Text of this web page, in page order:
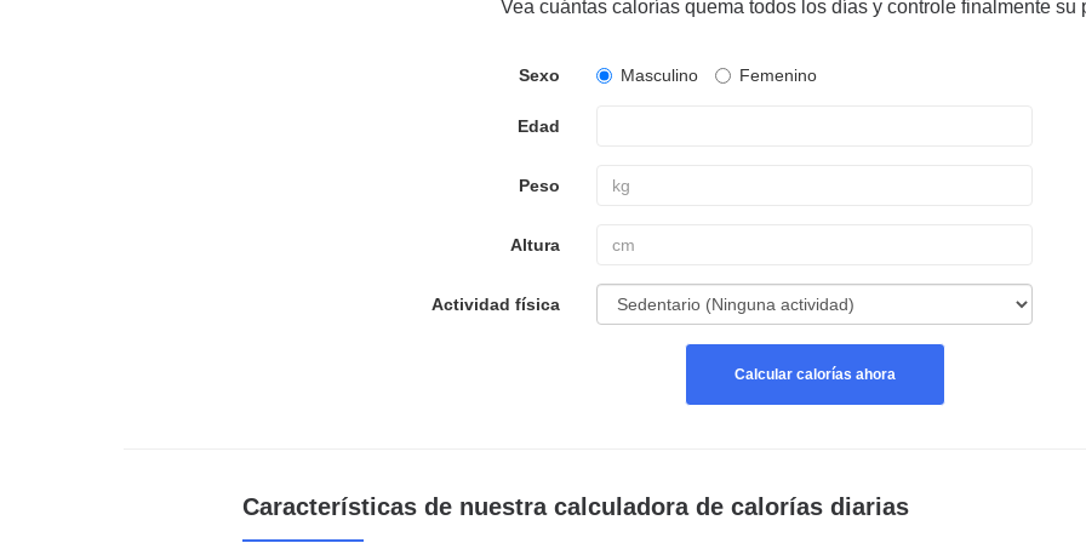
Vea cuántas calorías quema todos los días y controle finalmente su
Sexo Masculino Femenino
Edad
Peso
Altura
Actividad física
Calcular calorías ahora
Características de nuestra calculadora de calorías diarias